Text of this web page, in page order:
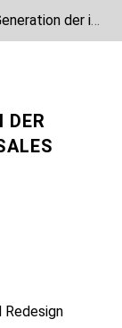
EMCO Sales App
DER
Redesign